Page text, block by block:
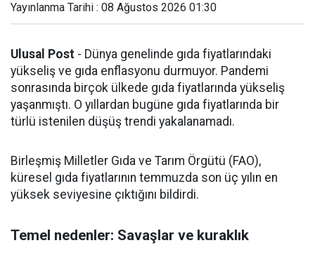
Yayınlanma Tarihi : 08 Ağustos 2026 01:30
Ulusal Post - Dünya genelinde gıda fiyatlarındaki
yükseliş ve gıda enflasyonu durmuyor. Pandemi
sonrasında birçok ülkede gıda fiyatlarında yükseliş
yaşanmıştı. O yıllardan bugüne gıda fiyatlarında bir
türlü istenilen düşüş trendi yakalanamadı.
Birleşmiş Milletler Gıda ve Tarım Örgütü (FAO),
küresel gıda fiyatlarının temmuzda son üç yılın en
yüksek seviyesine çıktığını bildirdi.
Temel nedenler: Savaşlar ve kuraklık